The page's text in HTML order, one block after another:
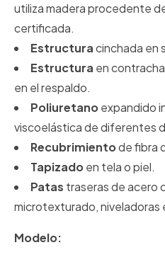
utiliza madera procedente
certificada.
Estructuracinchada en
Estructura en
en el respaldo.
Poliuretanoexpandido
viscoelástica de diferentes
Recubrimientode fibra
Tapizadoen tela o piel.
Patas traseras de acero
microtexturado, niveladoras
Modelo: